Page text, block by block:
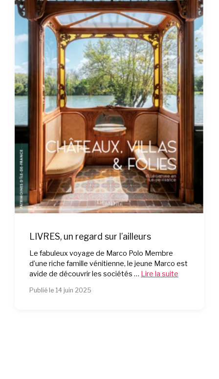
LIVRES, un regard sur l’ailleurs
Le fabuleux voyage de Marco Polo Membre
d’une riche famille vénitienne, le jeune Marco est
avide de découvrir les sociétés … Lire la suite
Publié le 14 juin 2025